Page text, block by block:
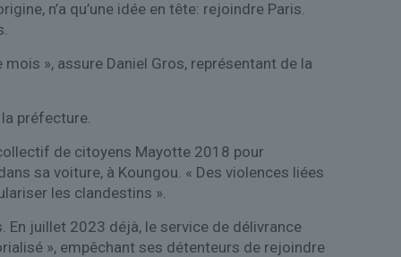
n’a qu’une idée en tête: rejoindre Paris.
», assure Daniel Gros, représentant de la
préfecture.
de citoyens Mayotte 2018 pour
sa voiture, à Koungou. « Des violences liées
les clandestins ».
juillet 2023 déjà, le service de délivrance
», empêchant ses détenteurs de rejoindre